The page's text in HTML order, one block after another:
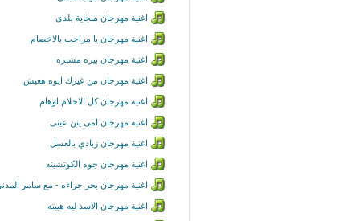
اغنية مهرجان منجاية بلدى
اغنية مهرجان يا مراحب بالاخصام
اغنية مهرجان بيره مشبره
اغنية مهرجان من غيرك ايوه هعيش
اغنية مهرجان كل الاحلام اوهام
اغنية مهرجان امى ينن عينى
اغنية مهرجان زبادي بالعسل
اغنية مهرجان جوه الكوتشينه
اغنية مهرجان بحر جراءه - مع سامر
اغنية مهرجان الاسد ليه هيبته